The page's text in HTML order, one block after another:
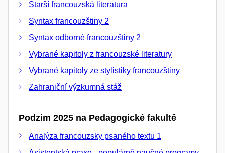
Starší francouzská literatura
Syntax francouzštiny 2
Syntax odborné francouzštiny 2
Vybrané kapitoly z francouzské literatury
Vybrané kapitoly ze stylistiky francouzštiny
Zahraniční výzkumná stáž
Podzim 2025 na Pedagogické fakultě
Analýza francouzsky psaného textu 1